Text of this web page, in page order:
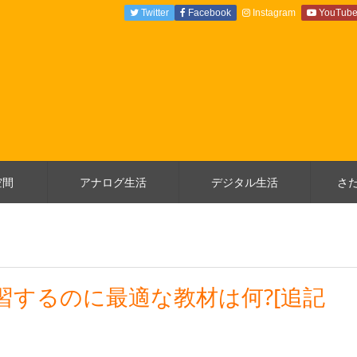
アナログ生活 デジタル生活 さ
Twitter Facebook Instagram YouTube
するのに最適な教材は何?[追記